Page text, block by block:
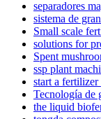
separadores
sistema de
Small scale
solutions for
Spent
ssp plant
start a fertilizer
Tecnología de
the liquid